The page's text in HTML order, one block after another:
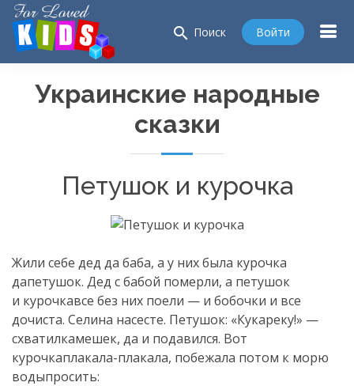
search Поиск Войти
Украинские народные
сказки
Петушок и курочка
Жили себе дед да баба, а у них была курочка
дапетушок. Дед с бабой померли, а петушок
и курочкавсе без них поели — и бобочки и все
дочиста. Селина насесте. Петушок: «Кукареку!» —
схватилкамешек, да и подавился. Вот
курочкаплакала-плакала, побежала потом к морю
водыпросить: